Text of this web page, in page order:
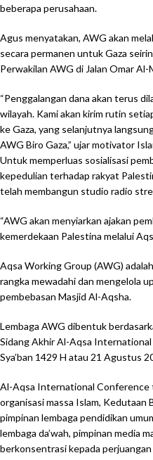
beberapa perusahaan.
Agus menyatakan, AWG akan
secara permanen untuk Gaza
Perwakilan AWG di Jalan Omar Al-
“Penggalangan dana akan terus
wilayah. Kami akan kirim rutin
ke Gaza, yang selanjutnya
AWG Biro Gaza,” ujar motivator
Untuk memperluas sosialisasi
kepedulian terhadap rakyat
telah membangun studio radio
“AWG akan menyiarkan ajakan
kemerdekaan Palestina melalui
Aqsa Working Group (AWG)
rangka mewadahi dan mengelola
pembebasan Masjid Al-Aqsha.
Lembaga AWG dibentuk
Sidang Akhir Al-Aqsa
Sya’ban 1429 H atau 21 Agustus
Al-Aqsa International Conference
organisasi massa Islam, Kedutaan
pimpinan lembaga pendidikan
lembaga da’wah, pimpinan media
berkonsentrasi kepada